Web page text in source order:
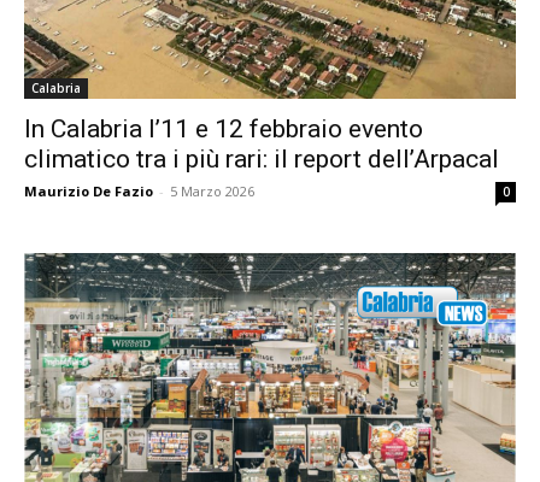
Calabria
In Calabria l’11 e 12 febbraio evento
climatico tra i più rari: il report dell’Arpacal
Maurizio De Fazio - 5 Marzo 2026 0